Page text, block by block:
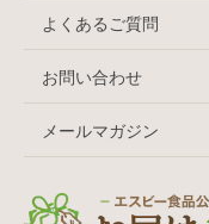
よくあるご質問
お問い合わせ
メールマガジン